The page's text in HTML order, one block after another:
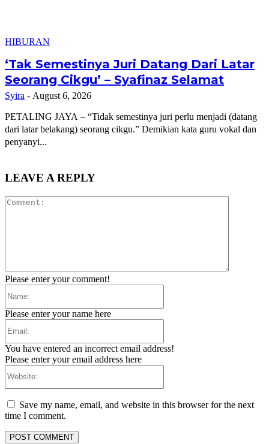
HIBURAN
‘Tak Semestinya Juri Datang Dari Latar
Seorang Cikgu’ – Syafinaz Selamat
Syira - August 6, 2026
PETALING JAYA – “Tidak semestinya juri perlu menjadi (datang
dari latar belakang) seorang cikgu.” Demikian kata guru vokal dan
penyanyi...
LEAVE A REPLY
Please enter your comment!
Please enter your name here
You have entered an incorrect email address!
Please enter your email address here
Save my name, email, and website in this browser for the next
time I comment.